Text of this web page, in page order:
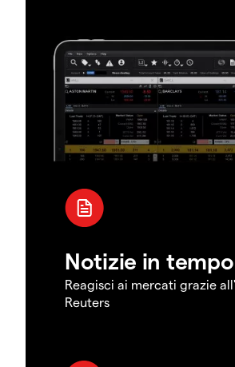
Notizie in
Reagisci ai mercati grazie
Reuters